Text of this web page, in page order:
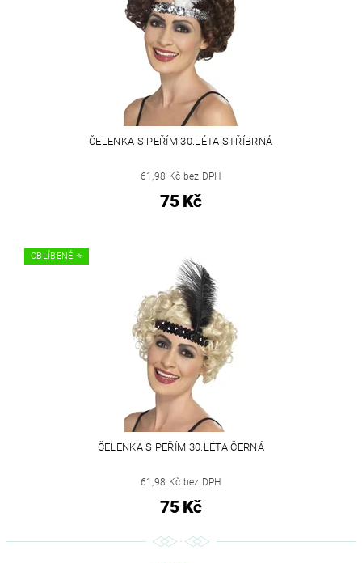
ČELENKA S PEŘÍM 30.LÉTA STŘÍBRNÁ
61,98 Kč bez DPH
75 Kč
OBLÍBENÉ ⭐️
ČELENKA S PEŘÍM 30.LÉTA ČERNÁ
61,98 Kč bez DPH
75 Kč